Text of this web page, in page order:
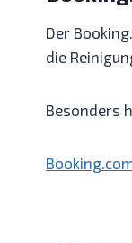
Der
die
Besonders